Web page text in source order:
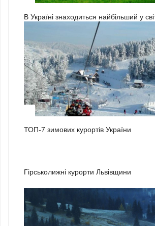
В Україні знаходиться найбільший у
ТОП-7 зимових курортів України
Гірськолижні курорти Львівщини